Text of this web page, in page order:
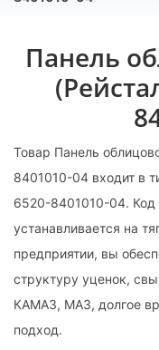
Панель
Товар Панель
8401010-04 входит в
6520-8401010-04.
устанавливается на
предприятии, вы
структуру уценок,
КАМАЗ, МАЗ, долгое
подход.